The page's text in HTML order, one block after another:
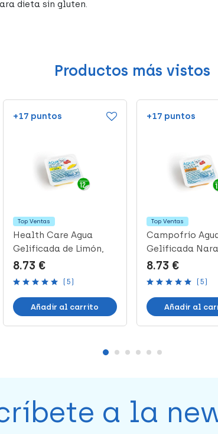
dieta sin gluten.
Productos más vistos
+17 puntos
Top Ventas
Health Care Agua
Gelificada de Limón,
100 gr x 1...
8.73 €
(5)
Añadir al carrito
+17 puntos
Top Ventas
Campofrío
Gelificada
unidades, 1...
8.73 €
(5)
Añadir al
a la